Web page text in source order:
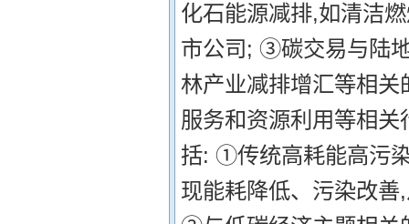
化石能源减排,如清洁
市公司; ③碳交易与陆
林产业减排增汇等相
服务和资源利用等相
括: ①传统高耗能高污
现能耗降低、污染改